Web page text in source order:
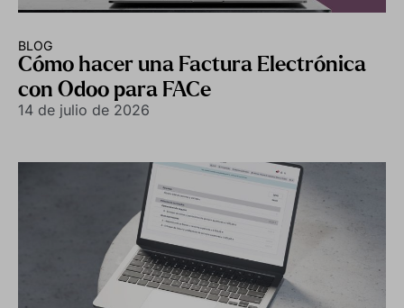
BLOG
Cómo hacer una Factura Electrónica
con Odoo para FACe
14 de julio de 2026